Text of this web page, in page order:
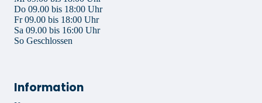
Do 09.00 bis 18:00 Uhr
Fr 09.00 bis 18:00 Uhr
Sa 09.00 bis 16:00 Uhr
So Geschlossen
Information